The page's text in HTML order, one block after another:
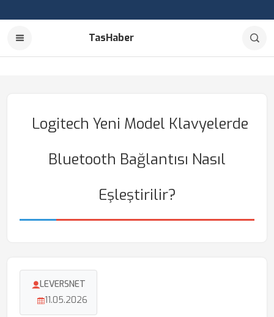
TasHaber
Logitech Yeni Model Klavyelerde
Bluetooth Bağlantısı Nasıl
Eşleştirilir?
LEVERSNET
11.05.2026